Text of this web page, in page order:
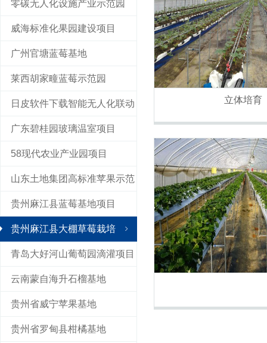
零碳无人化设施产业示范园
威海标准化果园建设项目
广州官塘蓝莓基地
莱西胡家疃蓝莓示范园
日皮软件下载智能无人化联动
四季棚
广东碧桂园玻璃温室项目
58现代农业产业园项目
山东土地集团高标准苹果示范
园
贵州麻江县蓝莓基地项目
贵州麻江县大棚草莓栽培
青岛大好河山葡萄园滴灌项目
云南蒙自海升石榴基地
贵州省威宁苹果基地
贵州省罗甸县柑橘基地
立体培育